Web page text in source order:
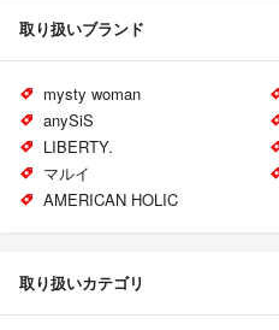
取り扱いブランド
mysty woman
anySiS
LIBERTY.
マルイ
AMERICAN HOLIC
取り扱いカテゴリ